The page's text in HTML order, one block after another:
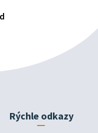
Rýchle odkazy